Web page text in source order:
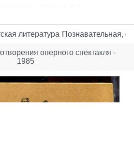
литература Познавательная,
оперного спектакля -
1985